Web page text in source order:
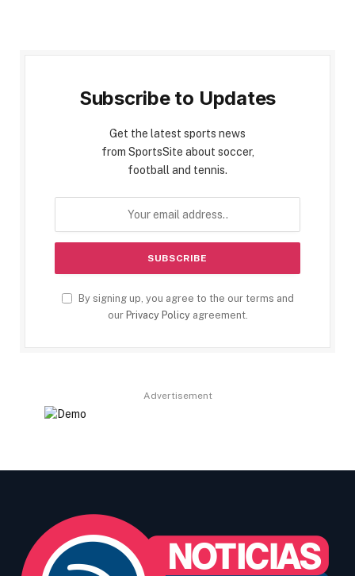
Subscribe to Updates
Get the latest sports news
from SportsSite about soccer,
football and tennis.
By signing up, you agree to the our terms and
our Privacy Policyagreement.
Advertisement